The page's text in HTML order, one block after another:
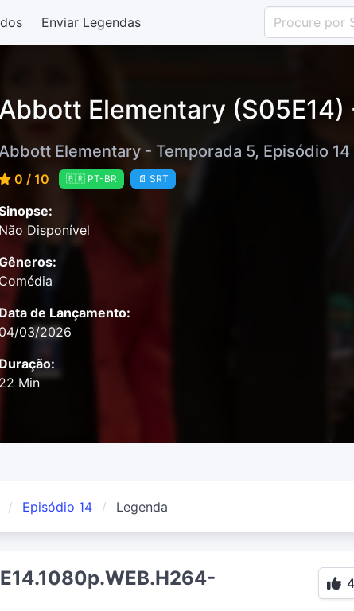
Enviar Legendas
Abbott Elementary (S05E14)
Elementary - Temporada 5, Episódio 14
0 / 10 🇧🇷 PT-BR 📄 SRT
Não Disponível
Comédia
Data de Lançamento:
04/03/2026
Duração:
22 Min
Episódio 14 Legenda
4